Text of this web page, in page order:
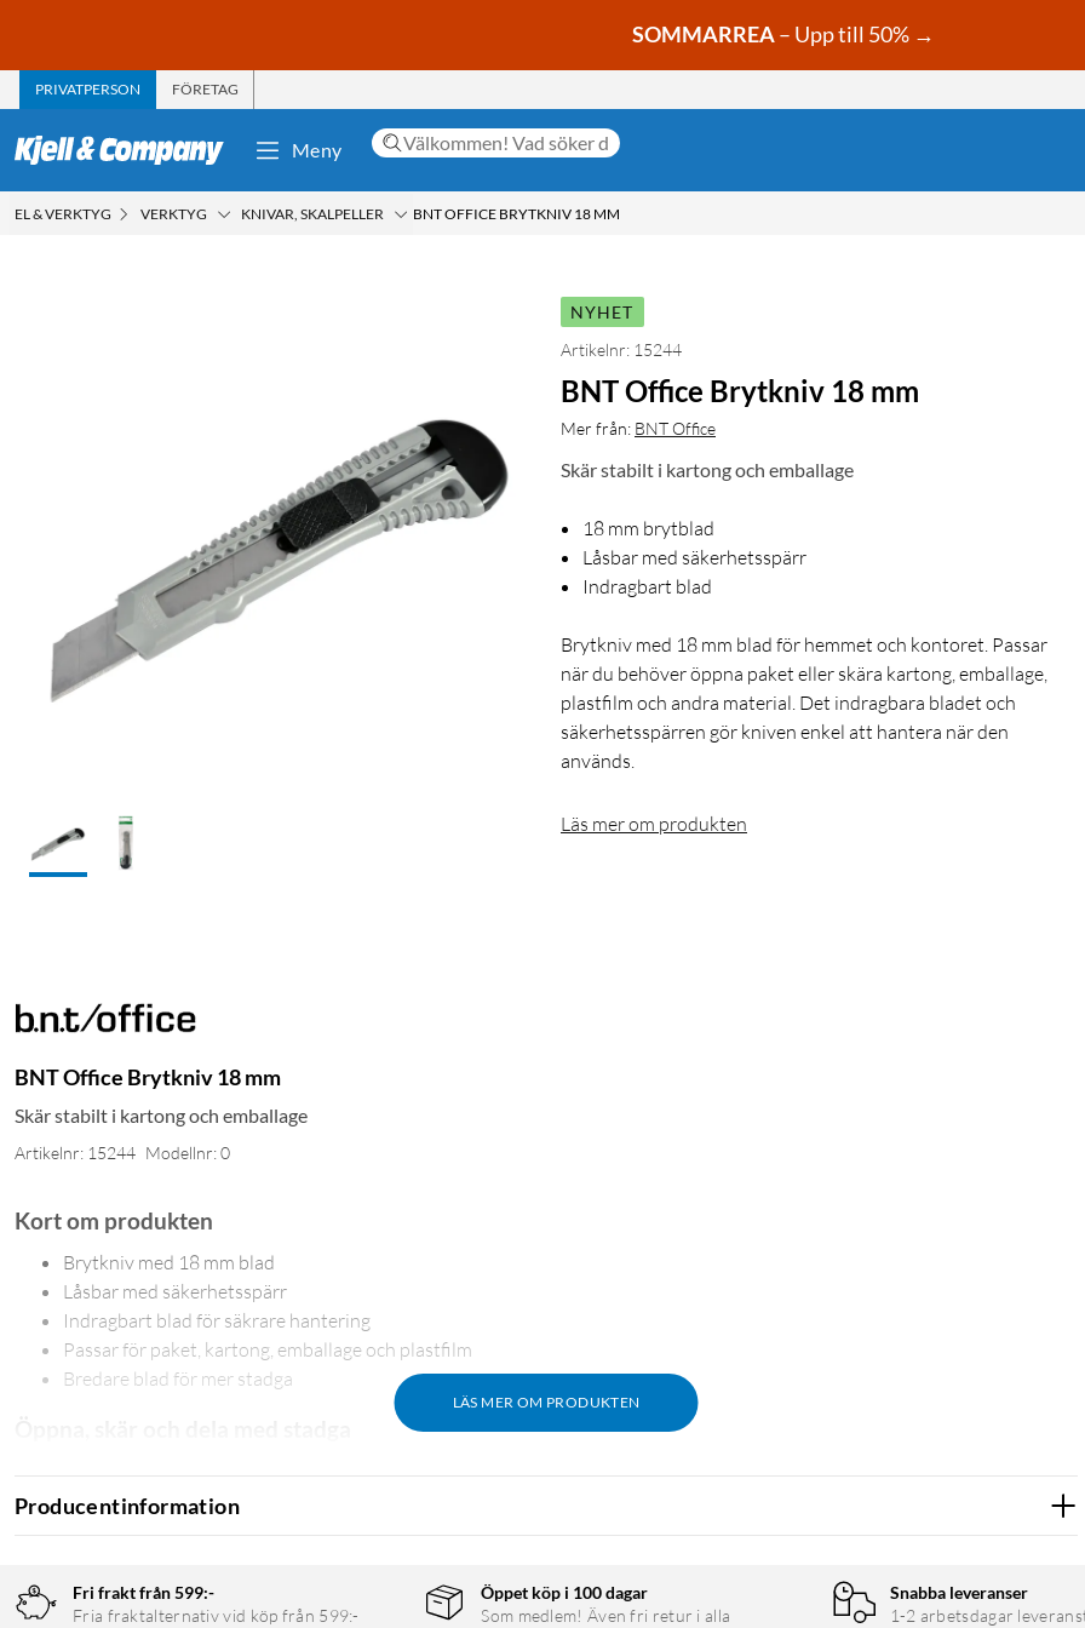
SOMMARREA– Upp till 50% →
PRIVATPERSON FÖRETAG
Meny
EL & VERKTYG VERKTYG KNIVAR, SKALPELLER BNT OFFICE BRYTKNIV 18 MM
NYHET
Artikelnr: 15244
BNT Office Brytkniv 18 mm
Mer från: BNT Office
Skär stabilt i kartong och emballage
18 mm brytblad
Låsbar med säkerhetsspärr
Indragbart blad
Brytkniv med 18 mm blad för hemmet och kontoret. Passar
när du behöver öppna paket eller skära kartong, emballage,
plastfilm och andra material. Det indragbara bladet och
säkerhetsspärren gör kniven enkel att hantera när den
används.
Läs mer om produkten
BNT Office Brytkniv 18 mm
Skär stabilt i kartong och emballage
Artikelnr: 15244 Modellnr: 0
LÄS MER OM PRODUKTEN
Kort om produkten
Brytkniv med 18 mm blad
Låsbar med säkerhetsspärr
Indragbart blad för säkrare hantering
Passar för paket, kartong, emballage och plastfilm
Bredare blad för mer stadga
Det bredare 18 mm-bladet ger mer stadga när du öppnar paket eller skär kartong, emballage, plastfilm och andra material. Bladet
kan dras in när kniven inte används, och när eggen blir sliten bryter du av bladet vid markeringen för att få fram en ny skarp egg.
Produkttyp: Brytkniv
Producentinformation
Fri frakt från 599:-
Fria fraktalternativ vid köp från 599:-
Öppet köp i 100 dagar
Som medlem! Även fri retur i alla
Snabba leveranser
1-2 arbetsdagar